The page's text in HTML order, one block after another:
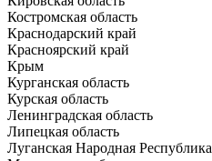
Костромская область
Краснодарский край
Красноярский край
Крым
Курганская область
Курская область
Ленинградская область
Липецкая область
Луганская Народная Республика